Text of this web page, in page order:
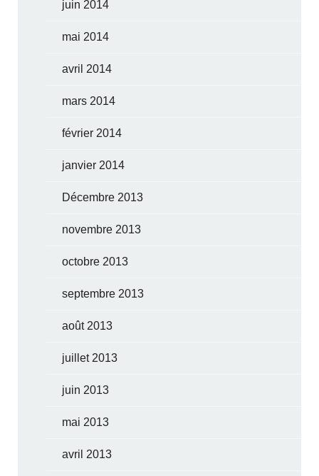
juin 2014
mai 2014
avril 2014
mars 2014
février 2014
janvier 2014
Décembre 2013
novembre 2013
octobre 2013
septembre 2013
août 2013
juillet 2013
juin 2013
mai 2013
avril 2013